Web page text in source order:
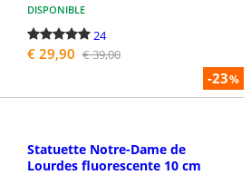
-23%
DISPONIBLE
24
€ 29,90 € 39,00
Statuette Notre-Dame de
Lourdes fluorescente 10 cm